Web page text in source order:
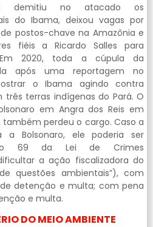
demitiu no atacado os
do Ibama, deixou vagas por
postos-chave na Amazônia e
fiéis a Ricardo Salles para
2020, toda a cúpula da
após uma reportagem no
o Ibama agindo contra
três terras indígenas do Pará. O
em Angra dos Reis em
também perdeu o cargo. Caso a
a Bolsonaro, ele poderia ser
69 da Lei de Crimes
a ação fiscalizadora do
questões ambientais”), com
detenção e multa; com pena
e multa.
DO MEIO AMBIENTE